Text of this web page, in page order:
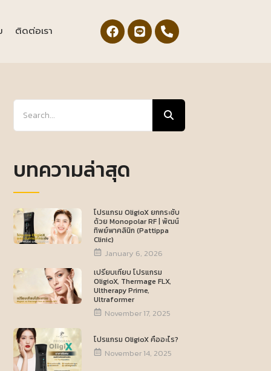
ติดต่อเรา
บทความล่าสุด
โปรแกรม OligioX ยกกระชับ
ด้วย Monopolar RF | พัฒน์
ทิพย์พาคลินิก (Pattippa
Clinic)
January 6, 2026
เปรียบเทียบ โปรแกรม
OligioX, Thermage FLX,
Ultherapy Prime,
Ultraformer
November 17, 2025
โปรแกรม OligioX คืออะไร?
November 14, 2025